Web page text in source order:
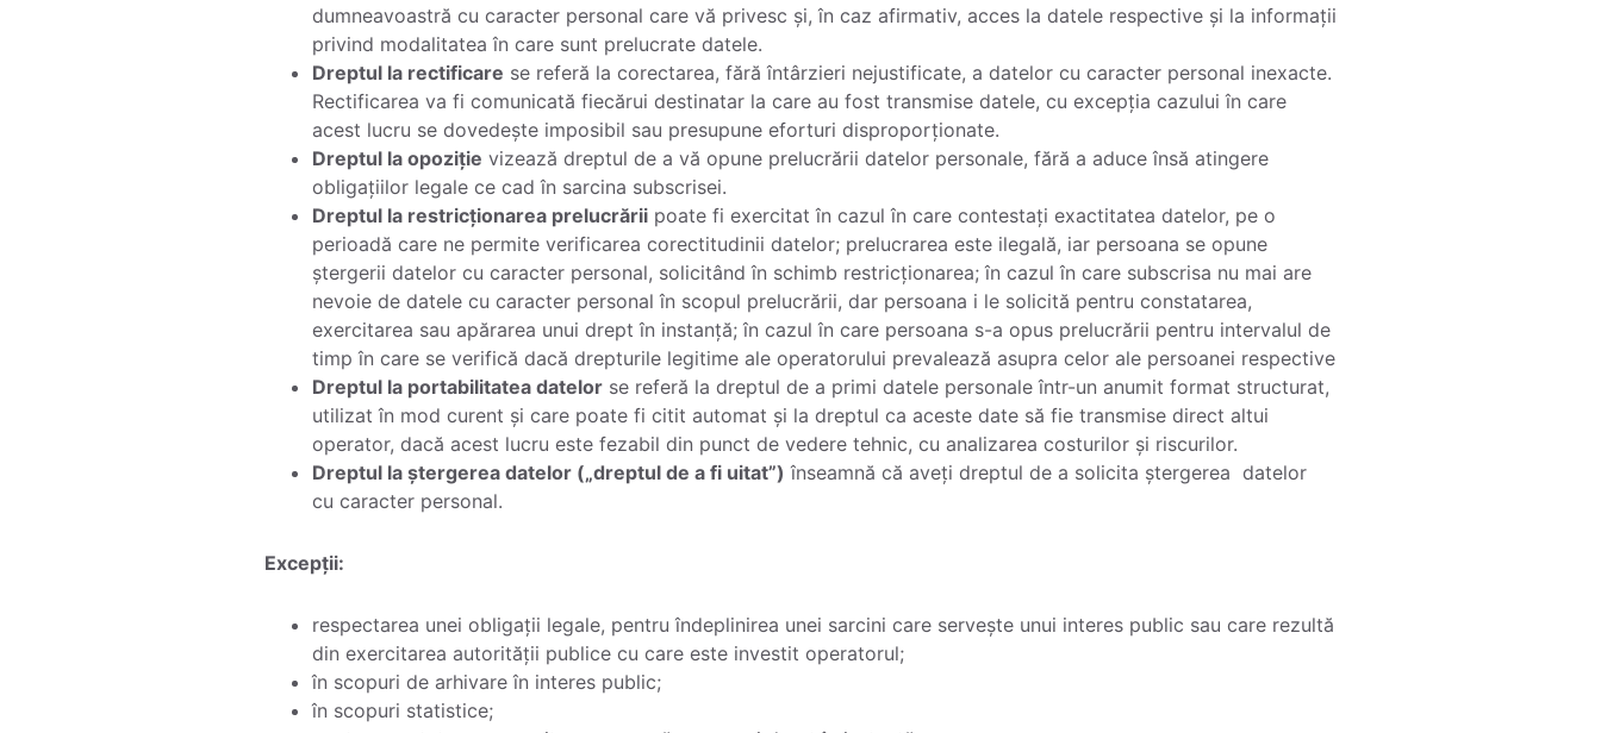
dumneavoastră cu caracter personal care vă privesc și, în caz afirmativ, acces la datele respective și la informații
privind modalitatea în care sunt prelucrate datele.
Dreptul la rectificare se referă la corectarea, fără întârzieri nejustificate, a datelor cu caracter personal inexacte.
Rectificarea va fi comunicată fiecărui destinatar la care au fost transmise datele, cu excepția cazului în care
acest lucru se dovedește imposibil sau presupune eforturi disproporționate.
Dreptul la opoziție vizează dreptul de a vă opune prelucrării datelor personale, fără a aduce însă atingere
obligațiilor legale ce cad în sarcina subscrisei.
Dreptul la restricționarea prelucrării poate fi exercitat în cazul în care contestați exactitatea datelor, pe o
perioadă care ne permite verificarea corectitudinii datelor; prelucrarea este ilegală, iar persoana se opune
ștergerii datelor cu caracter personal, solicitând în schimb restricționarea; în cazul în care subscrisa nu mai are
nevoie de datele cu caracter personal în scopul prelucrării, dar persoana i le solicită pentru constatarea,
exercitarea sau apărarea unui drept în instanță; în cazul în care persoana s-a opus prelucrării pentru intervalul de
timp în care se verifică dacă drepturile legitime ale operatorului prevalează asupra celor ale persoanei respective
Dreptul la portabilitatea datelor se referă la dreptul de a primi datele personale într-un anumit format structurat,
utilizat în mod curent și care poate fi citit automat și la dreptul ca aceste date să fie transmise direct altui
operator, dacă acest lucru este fezabil din punct de vedere tehnic, cu analizarea costurilor și riscurilor.
Dreptul la ștergerea datelor („dreptul de a fi uitat”) înseamnă că aveți dreptul de a solicita ștergerea datelor
cu caracter personal.
Excepții:
respectarea unei obligații legale, pentru îndeplinirea unei sarcini care servește unui interes public sau care rezultă
din exercitarea autorității publice cu care este investit operatorul;
în scopuri de arhivare în interes public;
în scopuri statistice;